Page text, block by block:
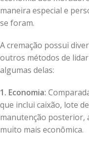
maneira especial e
se foram.
A cremação possui
outros métodos de
algumas delas:
1. Economia:
que inclui caixão, lote
manutenção posterior,
muito mais econômica.